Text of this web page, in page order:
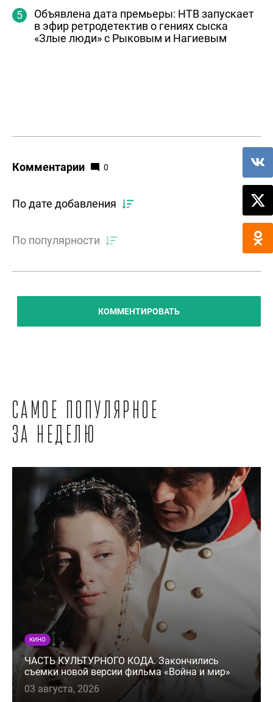
Объявлена дата премьеры: НТВ запускает
в эфир ретродетектив о гениях сыска
«Злые люди» с Рыковым и Нагиевым
Комментарии 0
По дате добавления
По популярности
КОММЕНТИРОВАТЬ
Самое популярное
за неделю
КИНО
ЧАСТЬ КУЛЬТУРНОГО КОДА. Закончились
съемки новой версии фильма «Война и мир»
03 августа, 2026